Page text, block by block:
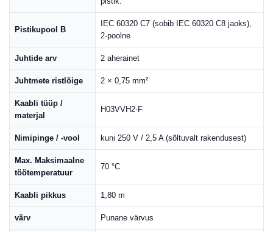
Pistikupool B
IEC 60320 C7 (sobib IEC 60320 C8 jaoks),
2-poolne
Juhtide arv 2 aherainet
Juhtmete ristlõige 2 × 0,75 mm²
Kaabli tüüp /
materjal
H03VVH2-F
Nimipinge / -vool kuni 250 V / 2,5 A (sõltuvalt rakendusest)
Max. Maksimaalne
töötemperatuur
70 °C
Kaabli pikkus 1,80 m
värv Punane värvus